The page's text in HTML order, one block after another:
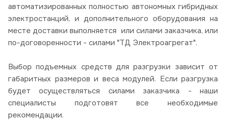
автоматизированных полностью автономных гибридных
электростанций, и дополнительного оборудования на
месте доставки выполняется или силами заказчика, или
по-договоренности - силами "ТД Электроагрегат".
Выбор подъемных средств для разгрузки зависит от
габаритных размеров и веса модулей. Если разгрузка
будет осуществляться силами заказчика - наши
специалисты подготовят все необходимые
рекомендации.